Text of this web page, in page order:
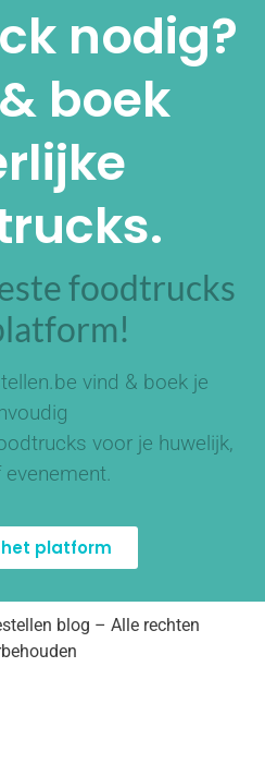
nodig?
boek
foodtrucks
vind & boek je
voor je huwelijk,
platform
blog – Alle rechten